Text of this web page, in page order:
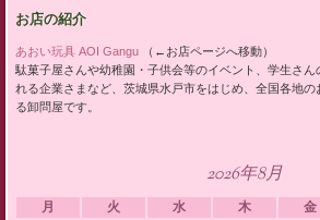
お店の紹介
あおい玩具 AOI Gangu（←お店ページへ移動）
駄菓子屋さんや幼稚園・子供会等のイベント、学生さん
れる企業さまなど、茨城県水戸市をはじめ、全国各地
る卸問屋です。
2026年8月
月 火 水 木 金